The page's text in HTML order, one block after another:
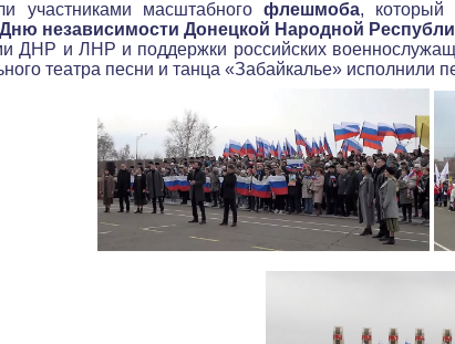
участниками масштабного флешмоба, который
Дню независимости Донецкой Народной
ДНР и ЛНР и поддержки российских
театра песни и танца «Забайкалье»